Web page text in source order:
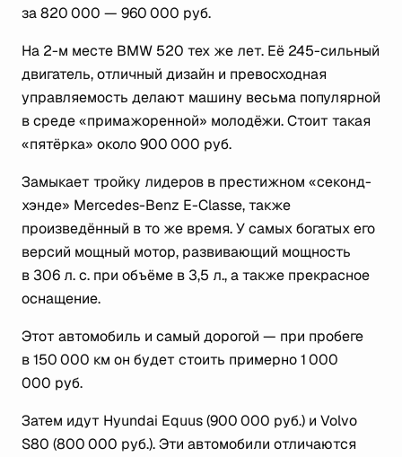
за 820 000 — 960 000 руб.
На 2-м месте BMW 520 тех же лет. Её 245-сильный
двигатель, отличный дизайн и превосходная
управляемость делают машину весьма популярной
в среде «примажоренной» молодёжи. Стоит такая
«пятёрка» около 900 000 руб.
Замыкает тройку лидеров в престижном «секонд-
хэнде» Mercedes-Benz E-Classe, также
произведённый в то же время. У самых богатых его
версий мощный мотор, развивающий мощность
в 306 л. с. при объёме в 3,5 л., а также прекрасное
оснащение.
Этот автомобиль и самый дорогой — при пробеге
в 150 000 км он будет стоить примерно 1 000
000 руб.
Затем идут Hyundai Equus (900 000 руб.) и Volvo
S80 (800 000 руб.). Эти автомобили отличаются